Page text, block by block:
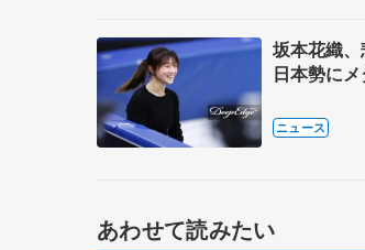
坂本花織
日本勢に
ニュース
あわせて読みたい